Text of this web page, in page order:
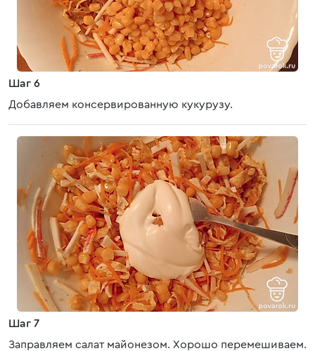
Шаг 6
Добавляем консервированную кукурузу.
Шаг 7
Заправляем салат майонезом. Хорошо перемешиваем.